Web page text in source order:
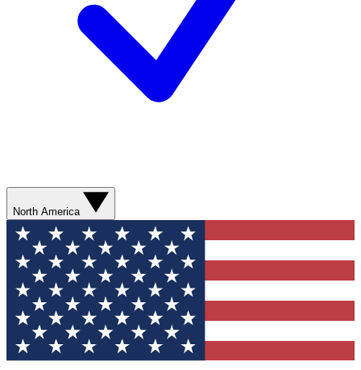
North America